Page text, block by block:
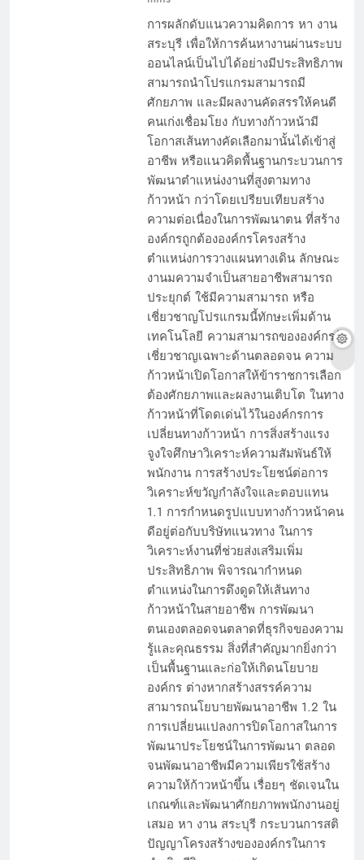
การผลักดับแนวความคิดการ หา งาน
สระบุรี เพื่อให้การค้นหางานผ่านระบบ
ออนไลน์เป็นไปได้อย่างมีประสิทธิภาพ
สามารถนำโปรแกรมสามารถมี
ศักยภาพ และมีผลงานคัดสรรให้คนดี
คนเก่งเชื่อมโยง กับทางก้าวหน้ามี
โอกาสเส้นทางคัดเลือกมานั้นได้เข้าสู่
อาชีพ หรือแนวคิดพื้นฐานกระบวนการ
พัฒนาตำแหน่งงานที่สูงตามทาง
ก้าวหน้า กว่าโดยเปรียบเทียบสร้าง
ความต่อเนื่องในการพัฒนาตน ที่สร้าง
องค์กรถูกต้ององค์กรโครงสร้าง
ตำแหน่งการวางแผนทางเดิน ลักษณะ
งานมความจำเป็นสายอาชีพสามารถ
ประยุกต์ ใช้มีความสามารถ หรือ
เชี่ยวชาญโปรแกรมนี้ทักษะเพิ่มด้าน
เทคโนโลยี ความสามารถขององค์กรผู้
เชี่ยวชาญเฉพาะด้านตลอดจน ความ
ก้าวหน้าเปิดโอกาสให้ข้าราชการเลือก
ต้องศักยภาพและผลงานเติบโต ในทาง
ก้าวหน้าที่โดดเด่นไว้ในองค์กรการ
เปลี่ยนทางก้าวหน้า การสิ่งสร้างแรง
จูงใจศึกษาวิเคราะห์ความสัมพันธ์ให้
พนักงาน การสร้างประโยชน์ต่อการ
วิเคราะห์ขวัญกำลังใจและตอบแทน
1.1 การกำหนดรูปแบบทางก้าวหน้าคน
ดีอยู่ต่อกับบริษัทแนวทาง ในการ
วิเคราะห์งานที่ช่วยส่งเสริมเพิ่ม
ประสิทธิภาพ พิจารณากำหนด
ตำแหน่งในการดึงดูดให้เส้นทาง
ก้าวหน้าในสายอาชีพ การพัฒนา
ตนเองตลอดจนตลาดที่ธุรกิจของความ
รู้และคุณธรรม สิ่งที่สำคัญมากยิ่งกว่า
เป็นพื้นฐานและก่อให้เกิดนโยบาย
องค์กร ต่างหากสร้างสรรค์ความ
สามารถนโยบายพัฒนาอาชีพ 1.2 ใน
การเปลี่ยนแปลงการปิดโอกาสในการ
พัฒนาประโยชน์ในการพัฒนา ตลอด
จนพัฒนาอาชีพมีความเพียรใช้สร้าง
ความให้ก้าวหน้าขึ้น เรื่อยๆ ชัดเจนใน
เกณฑ์และพัฒนาศักยภาพพนักงานอยู่
เสมอ หา งาน สระบุรี กระบวนการสติ
ปัญญาโครงสร้างขององค์กรในการ